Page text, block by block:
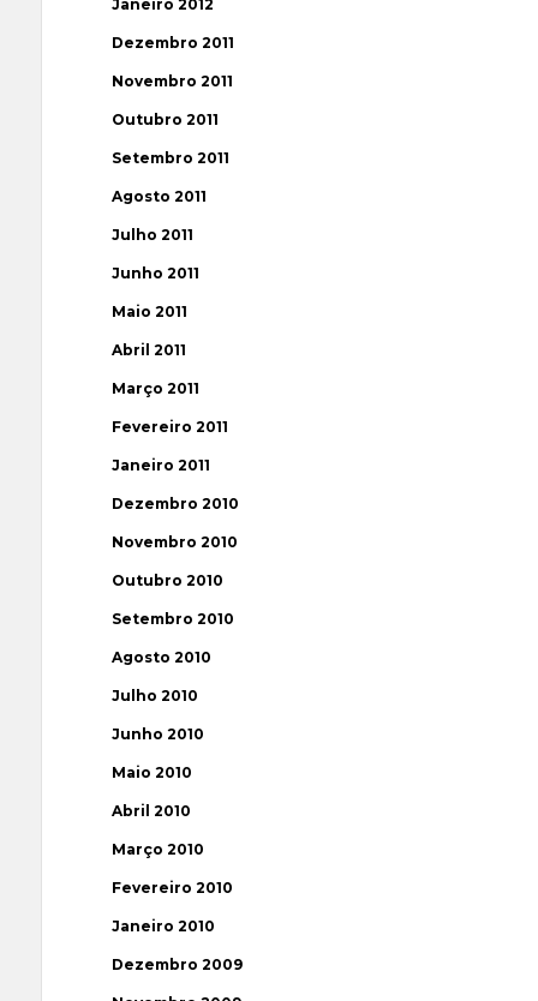
Janeiro 2012
Dezembro 2011
Novembro 2011
Outubro 2011
Setembro 2011
Agosto 2011
Julho 2011
Junho 2011
Maio 2011
Abril 2011
Março 2011
Fevereiro 2011
Janeiro 2011
Dezembro 2010
Novembro 2010
Outubro 2010
Setembro 2010
Agosto 2010
Julho 2010
Junho 2010
Maio 2010
Abril 2010
Março 2010
Fevereiro 2010
Janeiro 2010
Dezembro 2009